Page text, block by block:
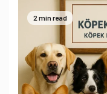
2 min read